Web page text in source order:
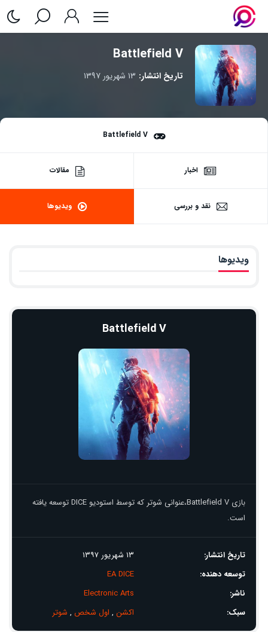
Battlefield V
تاریخ انتشار: ۱۳ شهریور ۱۳۹۷
Battlefield V
اخبار مقالات
نقد و بررسی ویدیوها
ویدیوها
Battlefield V
بازی Battlefield V،عنوانی شوتر که توسط استودیو DICE توسعه یافته
است.
تاریخ انتشار:
۱۳ شهریور ۱۳۹۷
توسعه دهنده:
EA DICE
ناشر:
Electronic Arts
سبک:
اکشن , اول شخص , شوتر